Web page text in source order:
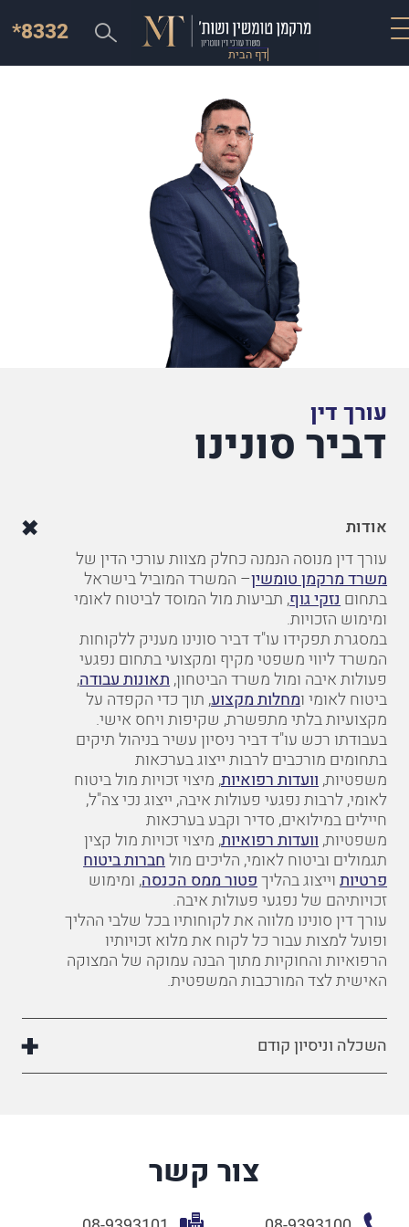
דף הבית
*8332
עורך דין
דביר סונינו
אודות
עורך דין מנוסה הנמנה כחלק מצוות עורכי הדין של
משרד מרקמן טומשין– המשרד המוביל בישראל
בתחוםנזקי גוף, תביעות מול המוסד לביטוח לאומי
ומימוש הזכויות.
במסגרת תפקידו עו"ד דביר סונינו מעניק ללקוחות
המשרד ליווי משפטי מקיף ומקצועי בתחום נפגעי
פעולות איבה ומול משרד הביטחון,תאונות עבודה,
ביטוח לאומי ומחלות מקצוע, תוך כדי הקפדה על
מקצועיות בלתי מתפשרת, שקיפות ויחס אישי.
בעבודתו רכש עו"ד דביר ניסיון עשיר בניהול תיקים
בתחומים מורכבים לרבות ייצוג בערכאות
משפטיות,וועדות רפואיות, מיצוי זכויות מול ביטוח
לאומי, לרבות נפגעי פעולות איבה, ייצוג נכי צה"ל,
חיילים במילואים, סדיר וקבע בערכאות
משפטיות,וועדות רפואיות, מיצוי זכויות מול קצין
תגמולים וביטוח לאומי, הליכים מולחברות ביטוח
פרטיותוייצוג בהליךפטור ממס הכנסה, ומימוש
זכויותיהם של נפגעי פעולות איבה.
עורך דין סונינו מלווה את לקוחותיו בכל שלבי ההליך
ופועל למצות עבור כל לקוח את מלוא זכויותיו
הרפואיות והחוקיות מתוך הבנה עמוקה של המצוקה
האישית לצד המורכבות המשפטית.
השכלה וניסיון קודם
צור קשר